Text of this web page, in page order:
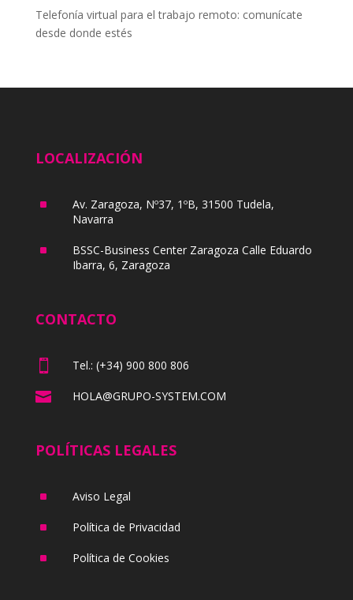
Telefonía virtual para el trabajo remoto: comunícate
desde donde estés
LOCALIZACIÓN
^
Av. Zaragoza, Nº37, 1ºB, 31500 Tudela,
Navarra
^
BSSC-Business Center Zaragoza Calle Eduardo
Ibarra, 6, Zaragoza
CONTACTO
 Tel.: (+34) 900 800 806
 HOLA@GRUPO-SYSTEM.COM
POLÍTICAS LEGALES
^ Aviso Legal
^ Política de Privacidad
^ Política de Cookies